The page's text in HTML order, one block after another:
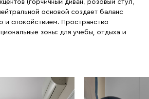
(горчичный диван, розовый стул,
основой создает баланс
и спокойствием. Пространство
зоны: для учебы, отдыха и